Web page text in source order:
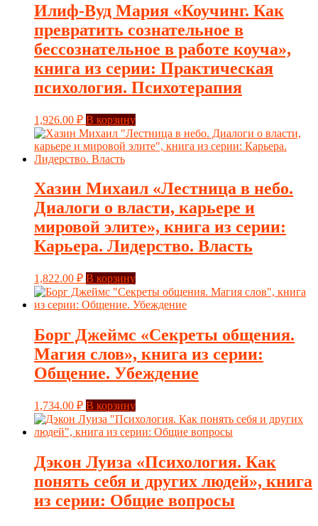
Илиф-Вуд Мария «Коучинг. Как
превратить сознательное в
бессознательное в работе коуча»,
книга из серии: Практическая
психология. Психотерапия
1,926.00 ₽ В корзину
Хазин Михаил «Лестница в небо.
Диалоги о власти, карьере и
мировой элите», книга из серии:
Карьера. Лидерство. Власть
1,822.00 ₽ В корзину
Борг Джеймс «Секреты общения.
Магия слов», книга из серии:
Общение. Убеждение
1,734.00 ₽ В корзину
Дэкон Луиза «Психология. Как
понять себя и других людей», книга
из серии: Общие вопросы